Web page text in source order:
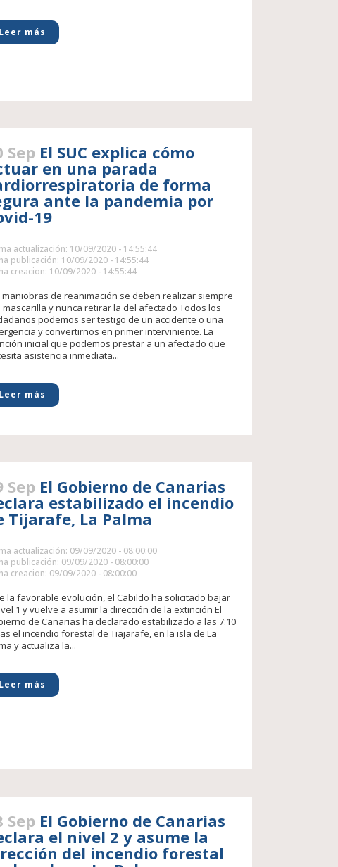
Leer más
Sep El SUC explica cómo
en una parada
de forma
ante la pandemia por
19
actualización: 10/09/2020 - 14:55:44
publicación: 10/09/2020 - 14:55:44
creacion: 10/09/2020 - 14:55:44
maniobras de reanimación se deben realizar siempre
mascarilla y nunca retirar la del afectado Todos los
podemos ser testigo de un accidente o una
y convertirnos en primer interviniente. La
inicial que podemos prestar a un afectado que
asistencia inmediata...
Leer más
Sep El Gobierno de Canarias
estabilizado el incendio
Tijarafe, La Palma
actualización: 09/09/2020 - 08:00:00
publicación: 09/09/2020 - 08:00:00
creacion: 09/09/2020 - 08:00:00
la favorable evolución, el Cabildo ha solicitado bajar
1 y vuelve a asumir la dirección de la extinción El
de Canarias ha declarado estabilizado a las 7:10
el incendio forestal de Tiajarafe, en la isla de La
y actualiza la...
Leer más
Sep El Gobierno de Canarias
el nivel 2 y asume la
del incendio forestal